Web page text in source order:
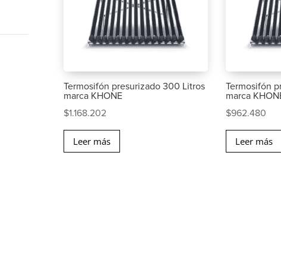
Termosifón presurizado 300 Litros
marca KHONE
$1.168.202
Leer más
Termosifón
marca
$962.480
Leer más